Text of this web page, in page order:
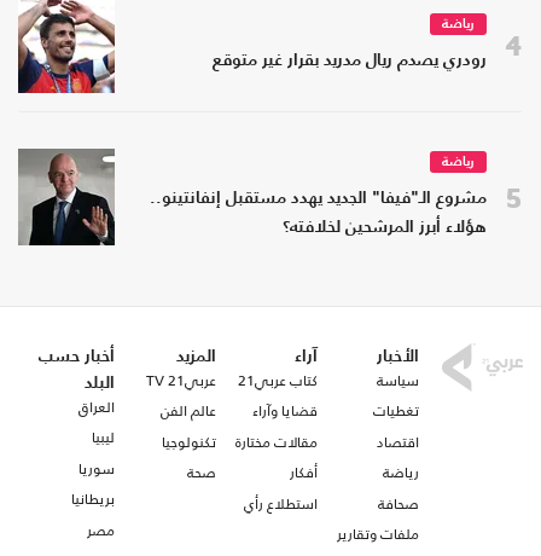
4
رياضة
رودري يصدم ريال مدريد بقرار غير متوقع
5
رياضة
مشروع الـ"فيفا" الجديد يهدد مستقبل إنفانتينو..
هؤلاء أبرز المرشحين لخلافته؟
الأخبار
سياسة
تغطيات
اقتصاد
رياضة
صحافة
ملفات وتقارير
آراء
كتاب عربي21
قضايا وآراء
مقالات مختارة
أفكار
استطلاع رأي
المزيد
عربي21 TV
عالم الفن
تكنولوجيا
صحة
أخبار حسب
البلد
العراق
ليبيا
سوريا
بريطانيا
مصر